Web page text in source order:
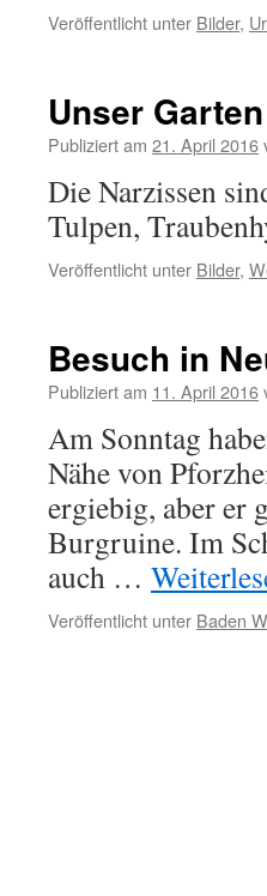
Veröffentlicht unter Bilder,
Unser
Publiziert am 21. April 2016
Die Narzissen
Tulpen,
Veröffentlicht unter Bilder,
Besuch in
Publiziert am 11. April 2016
Am Sonntag
Nähe von
ergiebig, aber er
Burgruine. Im
auch …
Veröffentlicht unter Baden